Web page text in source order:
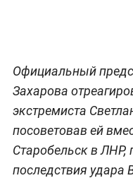
Официальный
Захарова
экстремиста
посоветовав ей
Старобельск в ЛНР,
последствия